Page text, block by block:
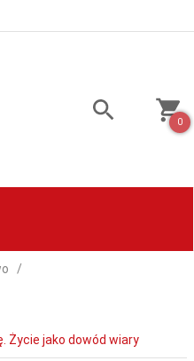
0
Życie jako dowód wiary